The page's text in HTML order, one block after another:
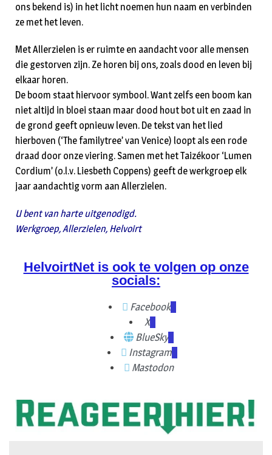
ons bekend is) in het licht noemen hun naam en verbinden
ze met het leven.
Met Allerzielen is er ruimte en aandacht voor alle mensen
die gestorven zijn. Ze horen bij ons, zoals dood en leven bij
elkaar horen.
De boom staat hiervoor symbool. Want zelfs een boom kan
niet altijd in bloei staan maar dood hout bot uit en zaad in
de grond geeft opnieuw leven. De tekst van het lied
hierboven (‘The familytree’ van Venice) loopt als een rode
draad door onze viering. Samen met het Taizékoor ‘Lumen
Cordium’ (o.l.v. Liesbeth Coppens) geeft de werkgroep elk
jaar aandachtig vorm aan Allerzielen.
U bent van harte uitgenodigd.
Werkgroep, Allerzielen, Helvoirt
HelvoirtNet is ook te volgen op onze
socials:
Facebook
X
BlueSky
Instagram
Mastodon